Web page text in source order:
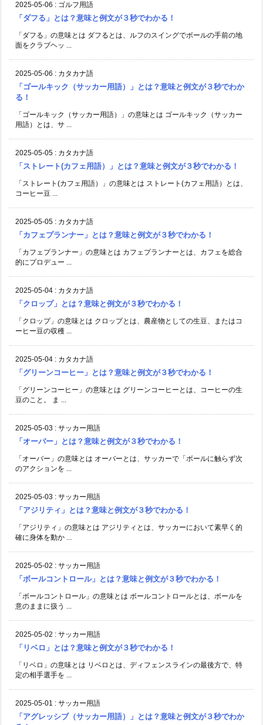
2025-05-06 : ゴルフ用語
「ダフる」とは？意味と例文が３秒でわかる！
「ダフる」の意味とは ダフるとは、ルフのスイングでボールの手前の地
面をクラブヘッ ...
2025-05-06 : カタカナ語
「ゴールキック（サッカー用語）」とは？意味と例文が３秒でわか
る！
「ゴールキック（サッカー用語）」の意味とは ゴールキック（サッカー
用語）とは、サ ...
2025-05-05 : カタカナ語
「ストレート(カフェ用語）」とは？意味と例文が３秒でわかる！
「ストレート(カフェ用語）」の意味とは ストレート(カフェ用語）とは、
コーヒー豆 ...
2025-05-05 : カタカナ語
「カフェプランナー」とは？意味と例文が３秒でわかる！
「カフェプランナー」の意味とは カフェプランナーとは、カフェを総合
的にプロデュー ...
2025-05-04 : カタカナ語
「クロップ」とは？意味と例文が３秒でわかる！
「クロップ」の意味とは クロップとは、農産物としての生豆、またはコ
ーヒー豆の収穫 ...
2025-05-04 : カタカナ語
「グリーンコーヒー」とは？意味と例文が３秒でわかる！
「グリーンコーヒー」の意味とは グリーンコーヒーとは、コーヒーの生
豆のこと。 ま ...
2025-05-03 : サッカー用語
「オーバー」とは？意味と例文が３秒でわかる！
「オーバー」の意味とは オーバーとは、サッカーで「ボールに触らず次
のアクションを ...
2025-05-03 : サッカー用語
「アジリティ」とは？意味と例文が３秒でわかる！
「アジリティ」の意味とは アジリティとは、サッカーにおいて素早く的
確に身体を動か ...
2025-05-02 : サッカー用語
「ボールコントロール」とは？意味と例文が３秒でわかる！
「ボールコントロール」の意味とは ボールコントロールとは、ボールを
意のままに扱う ...
2025-05-02 : サッカー用語
「リベロ」とは？意味と例文が３秒でわかる！
「リベロ」の意味とは リベロとは、ディフェンスラインの最後方で、特
定の相手選手を ...
2025-05-01 : サッカー用語
「アグレッシブ（サッカー用語）」とは？意味と例文が３秒でわか